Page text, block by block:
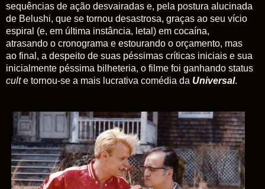
sequências de ação desvairadas e, pela postura alucinada
de Belushi, que se tornou desastrosa, graças ao seu vício
espiral (e, em última instância, letal) em cocaína,
atrasando o cronograma e estourando o orçamento, mas
ao final, a despeito de suas péssimas críticas iniciais e sua
inicialmente péssima bilheteria, o filme foi ganhando status
culte tornou-se a mais lucrativa comédia da Universal.